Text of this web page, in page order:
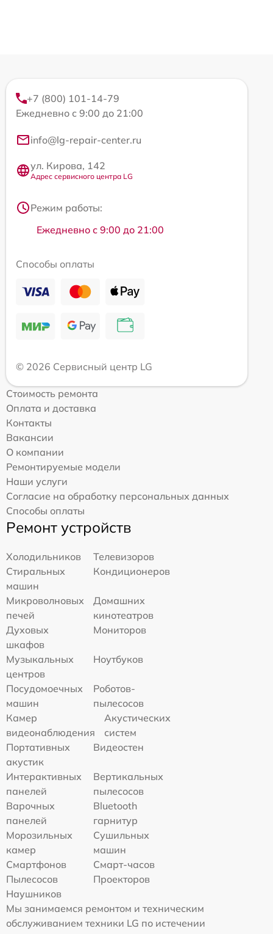
+7 (800) 101-14-79
Ежедневно с 9:00 до 21:00
info@lg-repair-center.ru
ул. Кирова, 142
Адрес сервисного центра LG
Режим работы:
Ежедневно с 9:00 до 21:00
Способы оплаты
© 2026 Сервисный центр LG
Стоимость ремонта
Оплата и доставка
Контакты
Вакансии
О компании
Ремонтируемые модели
Наши услуги
Согласие на обработку персональных данных
Способы оплаты
Ремонт устройств
Холодильников
Телевизоров
Стиральных
машин
Кондиционеров
Микроволновых
печей
Домашних
кинотеатров
Духовых
шкафов
Мониторов
Музыкальных
центров
Ноутбуков
Посудомоечных
машин
Роботов-
пылесосов
Камер
видеонаблюдения
Акустических
систем
Портативных
акустик
Видеостен
Интерактивных
панелей
Вертикальных
пылесосов
Варочных
панелей
Bluetooth
гарнитур
Морозильных
камер
Сушильных
машин
Смартфонов
Смарт-часов
Пылесосов
Проекторов
Наушников
Мы занимаемся ремонтом и техническим
обслуживанием техники LG по истечении